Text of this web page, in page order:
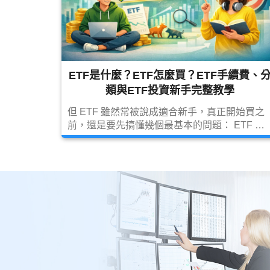
ETF是什麼？ETF怎麼買？ETF手續費、
類與ETF投資新手完整教學
但 ETF 雖然常被說成適合新手，真正開始買之
前，還是要先搞懂幾個最基本的問題： ETF 是
什麼？ETF 怎麼買？ETF 手續費怎麼算？ETF